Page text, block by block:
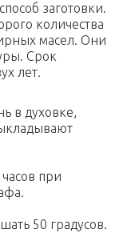
заготовки.
количества
масел. Они
Срок
лет.
в духовке,
при
50 градусов.